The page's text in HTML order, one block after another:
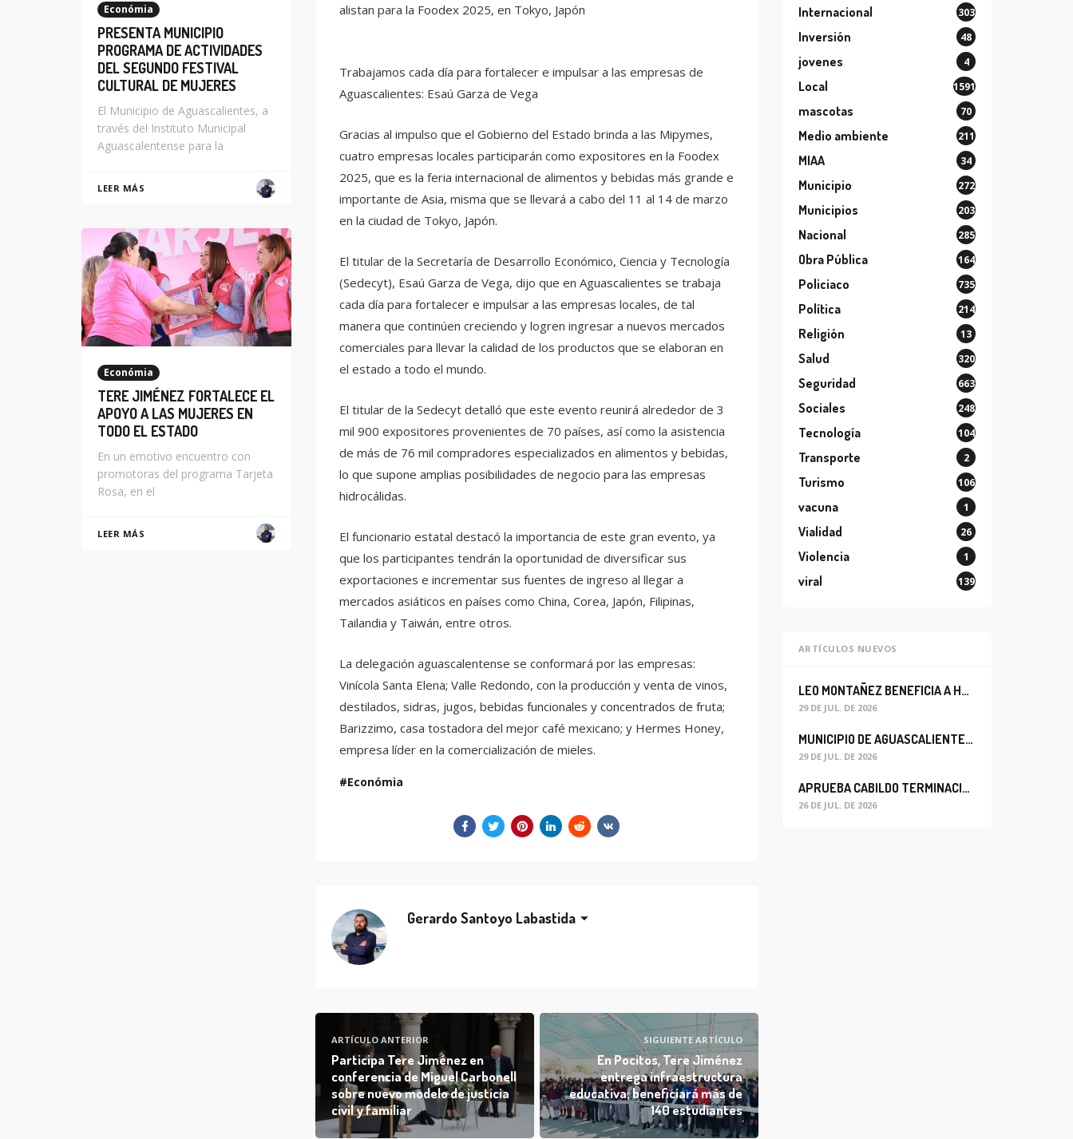
alistan para la Foodex 2025, en Tokyo, Japón
Trabajamos cada día para fortalecer e impulsar a las empresas de
Aguascalientes: Esaú Garza de Vega
Gracias al impulso que el Gobierno del Estado brinda a las Mipymes,
cuatro empresas locales participarán como expositores en la Foodex
2025, que es la feria internacional de alimentos y bebidas más grande e
importante de Asia, misma que se llevará a cabo del 11 al 14 de marzo
en la ciudad de Tokyo, Japón.
El titular de la Secretaría de Desarrollo Económico, Ciencia y Tecnología
(Sedecyt), Esaú Garza de Vega, dijo que en Aguascalientes se trabaja
cada día para fortalecer e impulsar a las empresas locales, de tal
manera que continúen creciendo y logren ingresar a nuevos mercados
comerciales para llevar la calidad de los productos que se elaboran en
el estado a todo el mundo.
El titular de la Sedecyt detalló que este evento reunirá alrededor de 3
mil 900 expositores provenientes de 70 países, así como la asistencia
de más de 76 mil compradores especializados en alimentos y bebidas,
lo que supone amplias posibilidades de negocio para las empresas
hidrocálidas.
El funcionario estatal destacó la importancia de este gran evento, ya
que los participantes tendrán la oportunidad de diversificar sus
exportaciones e incrementar sus fuentes de ingreso al llegar a
mercados asiáticos en países como China, Corea, Japón, Filipinas,
Tailandia y Taiwán, entre otros.
La delegación aguascalentense se conformará por las empresas:
Vinícola Santa Elena; Valle Redondo, con la producción y venta de vinos,
destilados, sidras, jugos, bebidas funcionales y concentrados de fruta;
Barizzimo, casa tostadora del mejor café mexicano; y Hermes Honey,
empresa líder en la comercialización de mieles.
Económia
Gerardo Santoyo Labastida
ARTÍCULO ANTERIOR
Participa Tere Jiménez en
conferencia de Miguel Carbonell
sobre nuevo modelo de justicia
civil y familiar
SIGUIENTE ARTÍCULO
En Pocitos, Tere Jiménez
entrega infraestructura
educativa; beneficiará más de
140 estudiantes
Económia
PRESENTA MUNICIPIO
PROGRAMA DE ACTIVIDADES
DEL SEGUNDO FESTIVAL
CULTURAL DE MUJERES
El Municipio de Aguascalientes, a
través del Instituto Municipal
Aguascalentense para la
LEER MÁS
Económia
TERE JIMÉNEZ FORTALECE EL
APOYO A LAS MUJERES EN
TODO EL ESTADO
En un emotivo encuentro con
promotoras del programa Tarjeta
Rosa, en el
LEER MÁS
Internacional 303
Inversión 48
jovenes 4
Local 1591
mascotas 70
Medio ambiente 211
MIAA 34
Municipio 272
Municipios 203
Nacional 285
Obra Pública 164
Policiaco 735
Política 214
Religión 13
Salud 320
Seguridad 663
Sociales 248
Tecnología 104
Transporte 2
Turismo 106
vacuna 1
Vialidad 26
Violencia 1
viral 139
ARTÍCULOS NUEVOS
LEO MONTAÑEZ BENEFICIA A HABITANTES DEL BARRIO DE LA SALUD CON MEJORA DEL ALCANTARILLADO SANITARIO
29 DE JUL. DE 2026
MUNICIPIO DE AGUASCALIENTES REABRE CIRCULACIÓN VEHICULAR EN LA CALLE JOSEFA ORTIZ DE DOMÍNGUEZ
29 DE JUL. DE 2026
APRUEBA CABILDO TERMINACIÓN ANTICIPADA DEL CONTRATO PARA EL PROYECTO DE MODERNIZACIÓN DEL SISTEMA DE ALUMBRADO
26 DE JUL. DE 2026